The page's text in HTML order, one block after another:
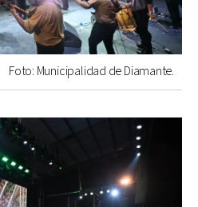
Foto: Municipalidad de Diamante.